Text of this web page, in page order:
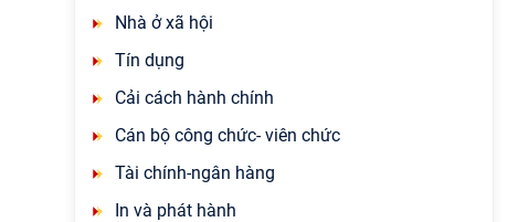
Nhà ở xã hội
Tín dụng
Cải cách hành chính
Cán bộ công chức- viên chức
Tài chính-ngân hàng
In và phát hành